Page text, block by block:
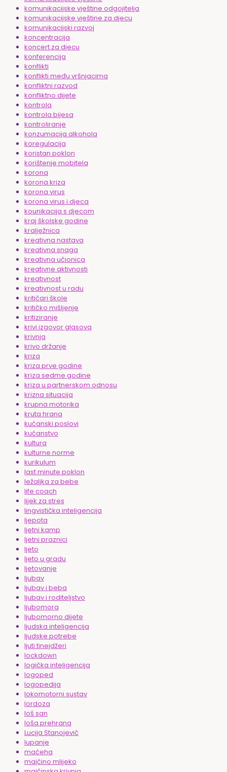
komunikacijske vještine odgojitelja
komunikacijske vještine za djecu
komunikacijski razvoj
koncentracija
koncert za djecu
konferencija
konflikti
konflikti među vršnjacima
konfliktni razvod
konfliktno dijete
kontrola
kontrola bijesa
kontroliranje
konzumacija alkohola
koregulacija
koristan poklon
korištenje mobitela
korona
korona kriza
korona virus
korona virus i djeca
kounikacija s djecom
kraj školske godine
kralježnica
kreativna nastava
kreativna snaga
kreativna učionica
kreativne aktivnosti
kreativnost
kreativnost u radu
kritičari škole
kritičko mišljenje
kritiziranje
krivi izgovor glasova
krivnja
krivo držanje
kriza
kriza prve godine
kriza sedme godine
kriza u partnerskom odnosu
krizna situacija
krupna motorika
kruta hrana
kućanski poslovi
kućanstvo
kultura
kulturne norme
kurikulum
last minute poklon
ležaljka za bebe
life coach
lijek za stres
lingvistička inteligencija
ljepota
ljetni kamp
ljetni praznici
ljeto
ljeto u gradu
ljetovanje
ljubav
ljubav i beba
ljubav i roditeljstvo
ljubomora
ljubomorno dijete
ljudska inteligencija
ljudske potrebe
ljuti tinejdžeri
lockdown
logička inteligencija
logoped
logopedija
lokomotorni sustav
lordoza
loš san
loša prehrana
Lucija Stanojević
lupanje
maćeha
majčino mlijeko